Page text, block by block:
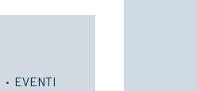
· EVENTI